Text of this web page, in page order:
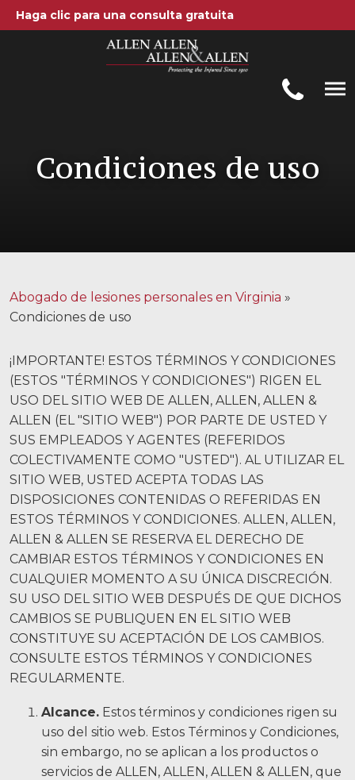
Haga clic para una consulta gratuita
Allen, Allen, Allen y Allen, PC
Areas de práctica
Negligencia médica
Accidentes de motocicleta
Abuso y negligencia en hogares de
ancianos
Más...
Resultados de casos
Sobre
Abogados
Participación de la comunidad
Testimonios
Recursos
Noticias
Videos
Condiciones de uso
Abogado de lesiones personales en Virginia »
Condiciones de uso
¡IMPORTANTE! ESTOS TÉRMINOS Y CONDICIONES
(ESTOS "TÉRMINOS Y CONDICIONES") RIGEN EL
USO DEL SITIO WEB DE ALLEN, ALLEN, ALLEN &
ALLEN (EL "SITIO WEB") POR PARTE DE USTED Y
SUS EMPLEADOS Y AGENTES (REFERIDOS
COLECTIVAMENTE COMO "USTED"). AL UTILIZAR EL
SITIO WEB, USTED ACEPTA TODAS LAS
DISPOSICIONES CONTENIDAS O REFERIDAS EN
ESTOS TÉRMINOS Y CONDICIONES. ALLEN, ALLEN,
ALLEN & ALLEN SE RESERVA EL DERECHO DE
CAMBIAR ESTOS TÉRMINOS Y CONDICIONES EN
CUALQUIER MOMENTO A SU ÚNICA DISCRECIÓN.
SU USO DEL SITIO WEB DESPUÉS DE QUE DICHOS
CAMBIOS SE PUBLIQUEN EN EL SITIO WEB
CONSTITUYE SU ACEPTACIÓN DE LOS CAMBIOS.
CONSULTE ESTOS TÉRMINOS Y CONDICIONES
REGULARMENTE.
Alcance. Estos términos y condiciones rigen su
uso del sitio web. Estos Términos y Condiciones,
sin embargo, no se aplican a los productos o
servicios de ALLEN, ALLEN, ALLEN & ALLEN, que